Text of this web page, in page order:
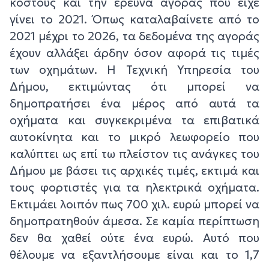
γίνει το 2021. Όπως καταλαβαίνετε από το
2021 μέχρι το 2026, τα δεδομένα της αγοράς
έχουν αλλάξει άρδην όσον αφορά τις τιμές
των οχημάτων. Η Τεχνική Υπηρεσία του
Δήμου, εκτιμώντας ότι μπορεί να
δημοπρατήσει ένα μέρος από αυτά τα
οχήματα και συγκεκριμένα τα επιβατικά
αυτοκίνητα και το μικρό λεωφορείο που
καλύπτει ως επί τω πλείστον τις ανάγκες του
Δήμου με βάσει τις αρχικές τιμές, εκτιμά και
τους φορτιστές για τα ηλεκτρικά οχήματα.
Εκτιμάει λοιπόν πως 700 χιλ. ευρώ μπορεί να
δημοπρατηθούν άμεσα. Σε καμία περίπτωση
δεν θα χαθεί ούτε ένα ευρώ. Αυτό που
θέλουμε να εξαντλήσουμε είναι και το 1,7